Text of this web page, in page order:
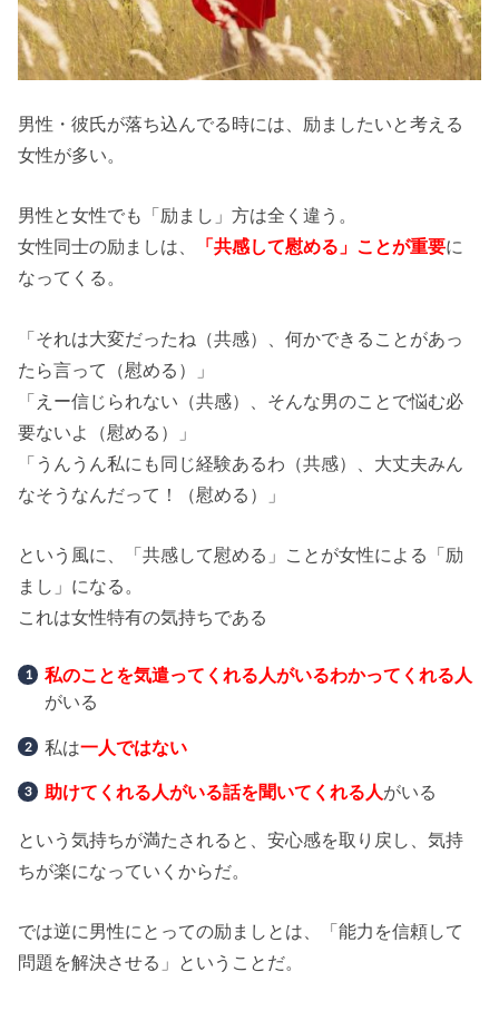
男性・彼氏が落ち込んでる時には、励ましたいと考える
女性が多い。
男性と女性でも「励まし」方は全く違う。
女性同士の励ましは、
「共感して慰める」ことが重要に
なってくる。
「それは大変だったね（共感）、何かできることがあっ
たら言って（慰める）」
「えー信じられない（共感）、そんな男のことで悩む必
要ないよ（慰める）」
「うんうん私にも同じ経験あるわ（共感）、大丈夫みん
なそうなんだって！（慰める）」
という風に、「共感して慰める」ことが女性による「励
まし」になる。
これは女性特有の気持ちである
私のことを気遣ってくれる人がいるわかってくれる人
がいる
私は一人ではない
助けてくれる人がいる話を聞いてくれる人がいる
という気持ちが満たされると、安心感を取り戻し、気持
ちが楽になっていくからだ。
では逆に男性にとっての励ましとは、「能力を信頼して
問題を解決させる」ということだ。